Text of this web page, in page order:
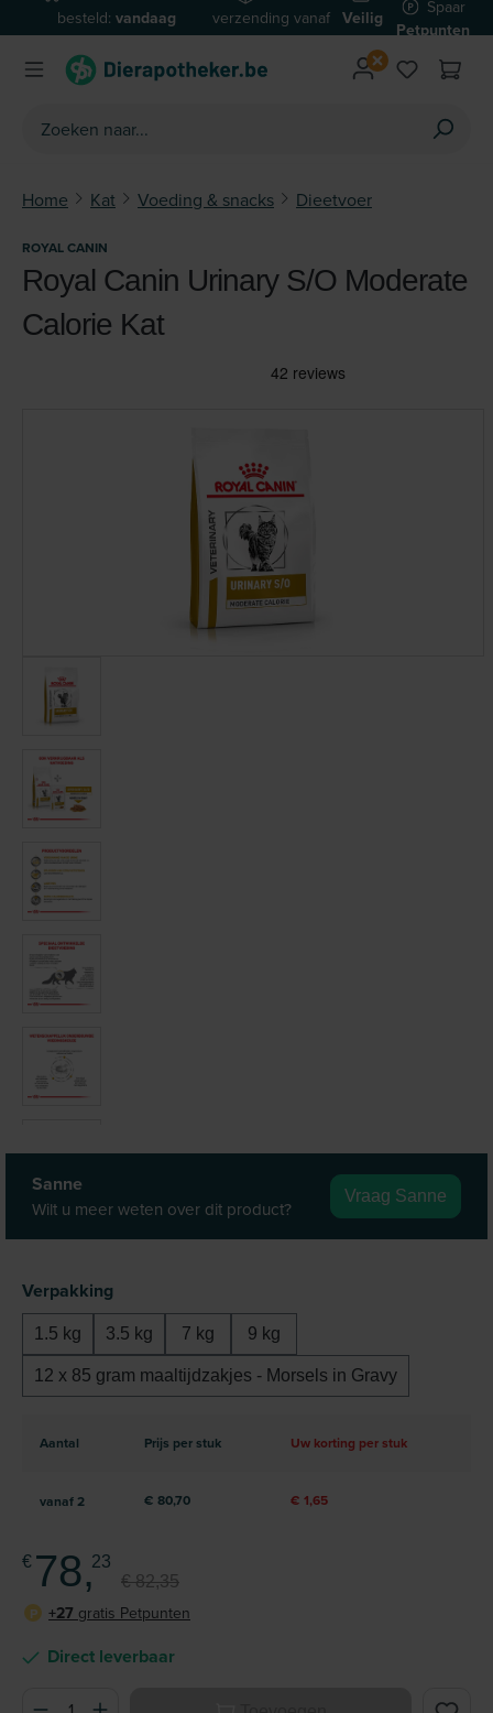
Ga naar de hoofdinhoud
besteld: vandaag
verzonden*
verzending vanaf
€59
Veilig
betalen
Spaar
Petpunten
Home Kat Voeding & snacks Dieetvoer
Sanne
Wilt u meer weten over dit product?
Vraag Sanne
ROYAL CANIN
Royal Canin Urinary S/O Moderate
Calorie Kat
Direct leverbaar
Aantal Prijs per stuk Uw korting per stuk
vanaf2 € 80,70 € 1,65
€ 78,23
€ 82,35
Selecteer
Verpakking
1.5 kg 3.5 kg 7 kg 9 kg
12 x 85 gram maaltijdzakjes - Morsels in Gravy
Producthoeveelheid: Voer de gewenste hoeveelheid in of
P +27 gratis Petpunten